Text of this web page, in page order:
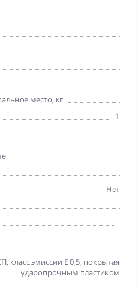
место, кг
1
Нет
класс эмиссии Е 0,5, покрытая
ударопрочным пластиком